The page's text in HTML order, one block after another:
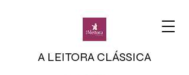
A LEITORA CLÁSSICA